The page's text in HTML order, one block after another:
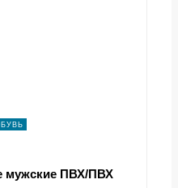
мужские ПВХ/ПВХ